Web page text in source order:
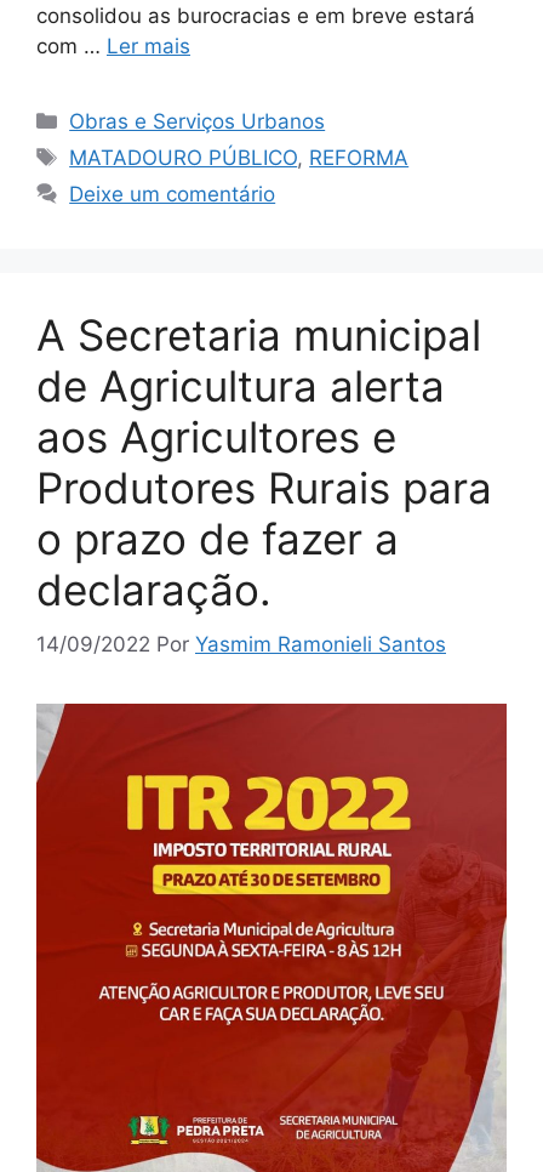
consolidou as burocracias e em breve estará
com … Ler mais
Obras e Serviços Urbanos
MATADOURO PÚBLICO, REFORMA
Deixe um comentário
A Secretaria municipal
de Agricultura alerta
aos Agricultores e
Produtores Rurais para
o prazo de fazer a
declaração.
14/09/2022 Por Yasmim Ramonieli Santos